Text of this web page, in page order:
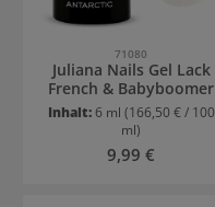
71080
Juliana Nails Gel Lack
French & Babyboomer
Inhalt: 6 ml (166,50 € / 100
ml)
Regulärer Preis:
9,99 €